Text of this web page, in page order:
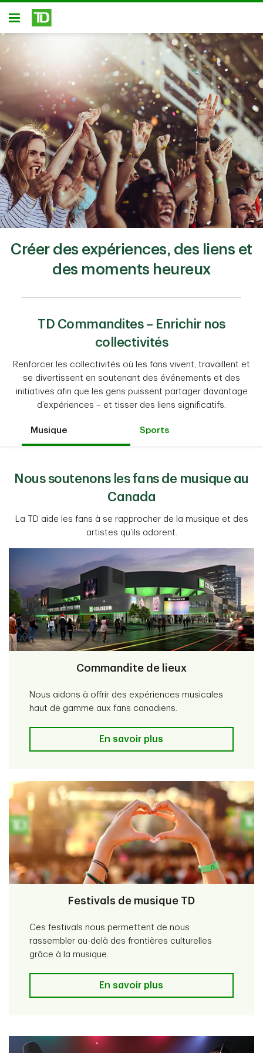
Passer au contenu principal
Ouvert
Créer des expériences, des liens et
des moments heureux
TD Commandites – Enrichir nos
collectivités
Renforcer les collectivités où les fans vivent, travaillent et
se divertissent en soutenant des événements et des
initiatives afin que les gens puissent partager davantage
d’expériences – et tisser des liens significatifs.
Musique Sports
Nous soutenons les fans de musique au
Canada
La TD aide les fans à se rapprocher de la musique et des
artistes qu’ils adorent.
Commandite de lieux
Nous aidons à offrir des expériences musicales
haut de gamme aux fans canadiens.
Commandite de lieux
En savoir plus
Festivals de musique TD
Ces festivals nous permettent de nous
rassembler au-delà des frontières culturelles
grâce à la musique.
Festivals de musique TD
En savoir plus